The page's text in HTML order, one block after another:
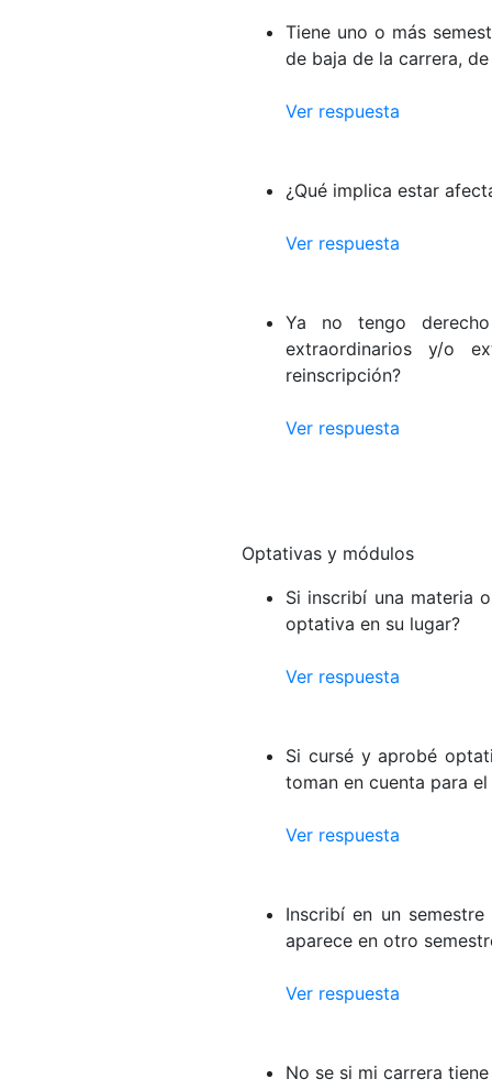
Tiene uno o más
de baja de la carrera,
Ver respuesta
¿Qué implica estar
Ver respuesta
Ya no tengo
extraordinarios y/o
reinscripción?
Ver respuesta
Optativas y módulos
Si inscribí una materia
optativa en su lugar?
Ver respuesta
Si cursé y aprobé
toman en cuenta para
Ver respuesta
Inscribí en un
aparece en otro
Ver respuesta
No se si mi carrera